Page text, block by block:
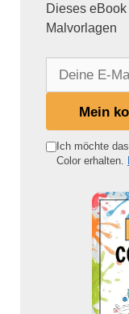
Dieses
Malvorlagen
e
Mein
Ich möchte
Color erhalten.